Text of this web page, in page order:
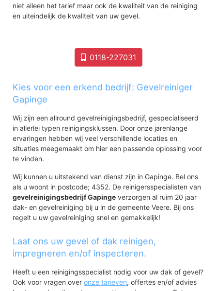
niet alleen het tarief maar ook de kwaliteit van de reiniging
en uiteindelijk de kwaliteit van uw gevel.
0118-227031
Kies voor een erkend bedrijf: Gevelreiniger
Gapinge
Wij zijn een allround gevelreinigingsbedrijf, gespecialiseerd
in allerlei typen reinigingsklussen. Door onze jarenlange
ervaringen hebben wij veel verschillende locaties en
situaties meegemaakt om hier een passende oplossing voor
te vinden.
Wij kunnen u uitstekend van dienst zijn in Gapinge. Bel ons
als u woont in postcode; 4352. De reinigersspecialisten van
gevelreinigingsbedrijf Gapinge verzorgen al ruim 20 jaar
dak- en gevelreiniging bij u in de gemeente Veere. Bij ons
regelt u uw gevelreiniging snel en gemakkelijk!
Laat ons uw gevel of dak reinigen,
impregneren en/of inspecteren.
Heeft u een reinigingsspecialist nodig voor uw dak of gevel?
Ook voor vragen overonze tarieven, offertes en/of advies